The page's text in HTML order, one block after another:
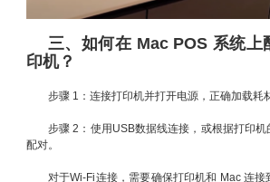
三、如何在 Mac POS 系统上
印机？
步骤 1：连接打印机并打开电源，正确加载耗
步骤 2：使用USB数据线连接，或根据打印
配对。
对于Wi-Fi连接，需要确保打印机和 Mac 连